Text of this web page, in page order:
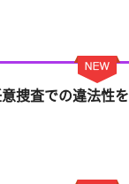
捜査での違法性を